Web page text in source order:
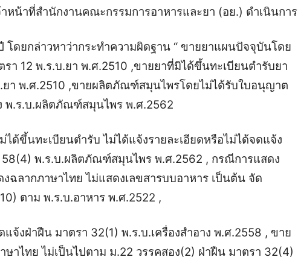
หน้าที่สำนักงานคณะกรรมการอาหารและยา (อย.) ดำเนินการ
โดยกล่าวหาว่ากระทำความผิดฐาน “ ขายยาแผนปัจจุบันโดย
า 12 พ.ร.บ.ยา พ.ศ.2510 ,ขายยาที่มิได้ขึ้นทะเบียนตำรับยา
ยา พ.ศ.2510 ,ขายผลิตภัณฑ์สมุนไพรโดยไม่ได้รับใบอนุญาต
พ.ร.บ.ผลิตภัณฑ์สมุนไพร พ.ศ.2562
ขึ้นทะเบียนตำรับ ไม่ได้แจ้งรายละเอียดหรือไม่ได้จดแจ้ง
พ.ร.บ.ผลิตภัณฑ์สมุนไพร พ.ศ.2562 , กรณีการแสดง
ฉลากภาษาไทย ไม่แสดงเลขสารบบอาหาร เป็นต้น จัด
ตาม พ.ร.บ.อาหาร พ.ศ.2522 ,
แจ้งฝ่าฝืน มาตรา 32(1) พ.ร.บ.เครื่องสำอาง พ.ศ.2558 , ขาย
ษาไทย ไม่เป็นไปตาม ม.22 วรรคสอง(2) ฝ่าฝืน มาตรา 32(4)